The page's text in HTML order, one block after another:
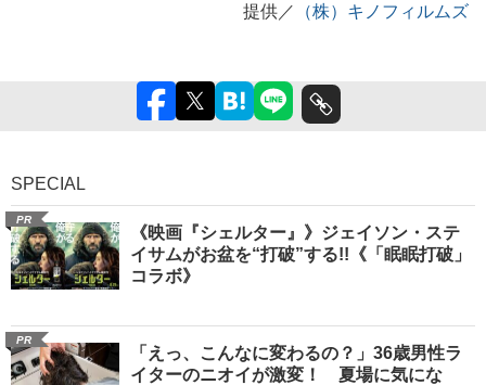
提供／ （株）キノフィルムズ
SPECIAL
PR
《映画『シェルター』》ジェイソン・ステ
イサムがお盆を“打破”する!!《「眠眠打破」
コラボ》
PR
「えっ、こんなに変わるの？」36歳男性ラ
イターのニオイが激変！ 夏場に気にな